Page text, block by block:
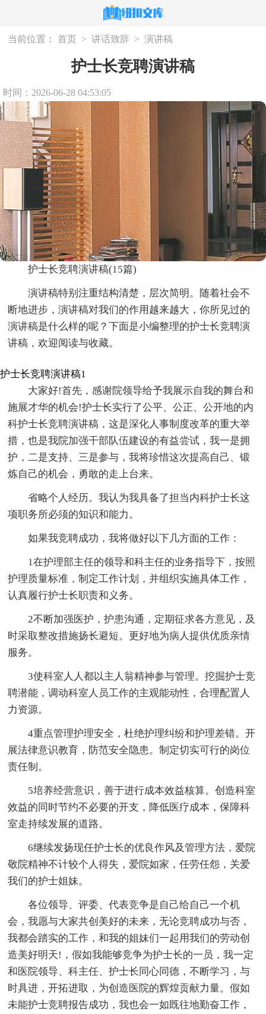
当前位置： 首页 > 讲话致辞 > 演讲稿
护士长竞聘演讲稿
时间：2026-06-28 04:53:05
护士长竞聘演讲稿(15篇)
演讲稿特别注重结构清楚，层次简明。随着社会不
断地进步，演讲稿对我们的作用越来越大，你所见过的
演讲稿是什么样的呢？下面是小编整理的护士长竞聘演
讲稿，欢迎阅读与收藏。
护士长竞聘演讲稿1
大家好!首先，感谢院领导给予我展示自我的舞台和
施展才华的机会!护士长实行了公平、公正、公开地的内
科护士长竞聘演讲稿，这是深化人事制度改革的重大举
措，也是我院加强干部队伍建设的有益尝试，我一是拥
护，二是支持、三是参与，我将珍惜这次提高自己、锻
炼自己的机会，勇敢的走上台来。
省略个人经历。我认为我具备了担当内科护士长这
项职务所必须的知识和能力。
如果我竞聘成功，我将做好以下几方面的工作：
1在护理部主任的领导和科主任的业务指导下，按照
护理质量标准，制定工作计划，并组织实施具体工作，
认真履行护士长职责和义务。
2不断加强医护，护患沟通，定期征求各方意见，及
时采取整改措施扬长避短。更好地为病人提供优质亲情
服务。
3使科室人人都以主人翁精神参与管理。挖掘护士竞
聘潜能，调动科室人员工作的主观能动性，合理配置人
力资源。
4重点管理护理安全，杜绝护理纠纷和护理差错。开
展法律意识教育，防范安全隐患。制定切实可行的岗位
责任制。
5培养经营意识，善于进行成本效益核算。创造科室
效益的同时节约不必要的开支，降低医疗成本，保障科
室走持续发展的道路。
6继续发扬现任护士长的优良作风及管理方法，爱院
敬院精神不计较个人得失，爱院如家，任劳任怨，关爱
我们的护士姐妹。
各位领导、评委、代表竞争是自己给自己一个机
会，我愿与大家共创美好的未来，无论竞聘成功与否，
我都会踏实的工作，和我的姐妹们一起用我们的劳动创
造美好明天!，假如我能够竞争为护士长的一员，我一定
和医院领导、科主任、护士长同心同德，不断学习，与
时具进，开拓进取，为创造医院的辉煌贡献力量。假如
未能护士竞聘报告成功，我也会一如既往地勤奋工作，